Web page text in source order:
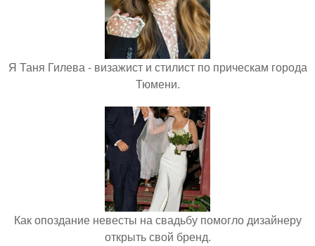
Я Таня Гилева - визажист и стилист по прическам города
Тюмени.
Как опоздание невесты на свадьбу помогло дизайнеру
открыть свой бренд.